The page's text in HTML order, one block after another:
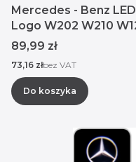
Mercedes - Benz
Logo W202 W210
Cena
89,99 zł
Cena
73,16 złbez VAT
Do koszyka